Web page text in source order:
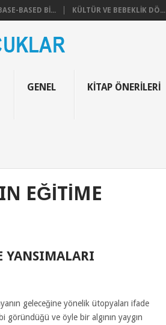
BASED BI... KÜLTÜR VE BEBEKLIK DÖ...
GENEL KITAP ÖNERILERI
EĞITIME
YANSIMALARI
geleceğine yönelik ütopyaları ifade
göründüğü ve öyle bir algının yaygın